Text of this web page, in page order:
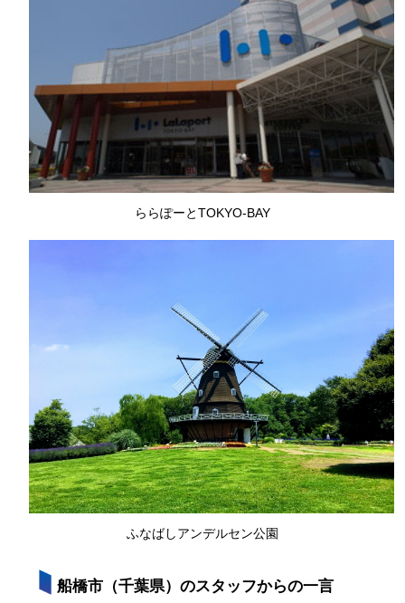
ららぽーとTOKYO-BAY
ふなばしアンデルセン公園
船橋市（千葉県）のスタッフからの一言